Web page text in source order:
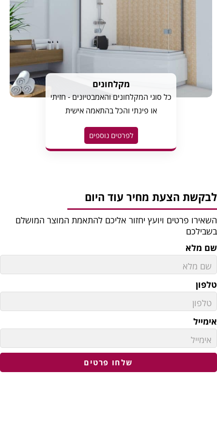
מקלחונים
כל סוגי המקלחונים והאמבטיונים - חזיתי
או פינתי והכל בהתאמה אישית
לפרטים נוספים
הצעת מחיר עוד היום
פרטים ויועץ יחזור אליכם להתאמת המוצר המושלם
מלא
שלחו פרטים